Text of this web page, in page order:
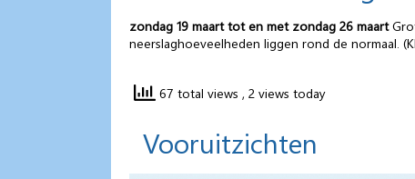
zondag 19 maart tot en met zondag 26 maart
neerslaghoeveelheden liggen rond de normaal.
67 total views , 2 views today
Vooruitzichten